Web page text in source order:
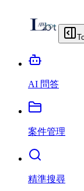
AI 問答
案件管理
精準搜尋